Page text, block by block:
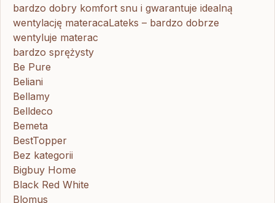
bardzo dobry komfort snu i gwarantuje idealną
wentylację materacaLateks – bardzo dobrze
wentyluje materac
bardzo sprężysty
Be Pure
Beliani
Bellamy
Belldeco
Bemeta
BestTopper
Bez kategorii
Bigbuy Home
Black Red White
Blomus